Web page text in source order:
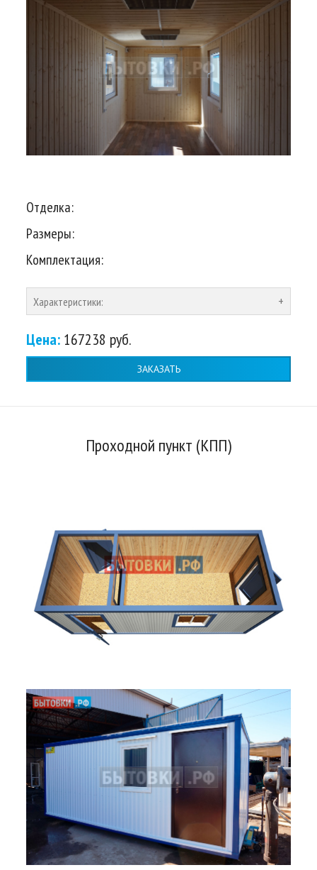
Отделка:
Размеры:
Комплектация:
Характеристики:
Цена: 167238 руб.
ЗАКАЗАТЬ
Проходной пункт (КПП)